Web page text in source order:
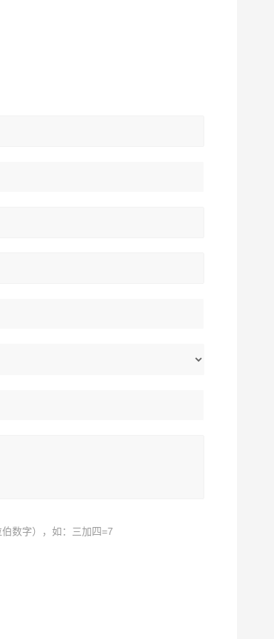
数字），如：三加四=7